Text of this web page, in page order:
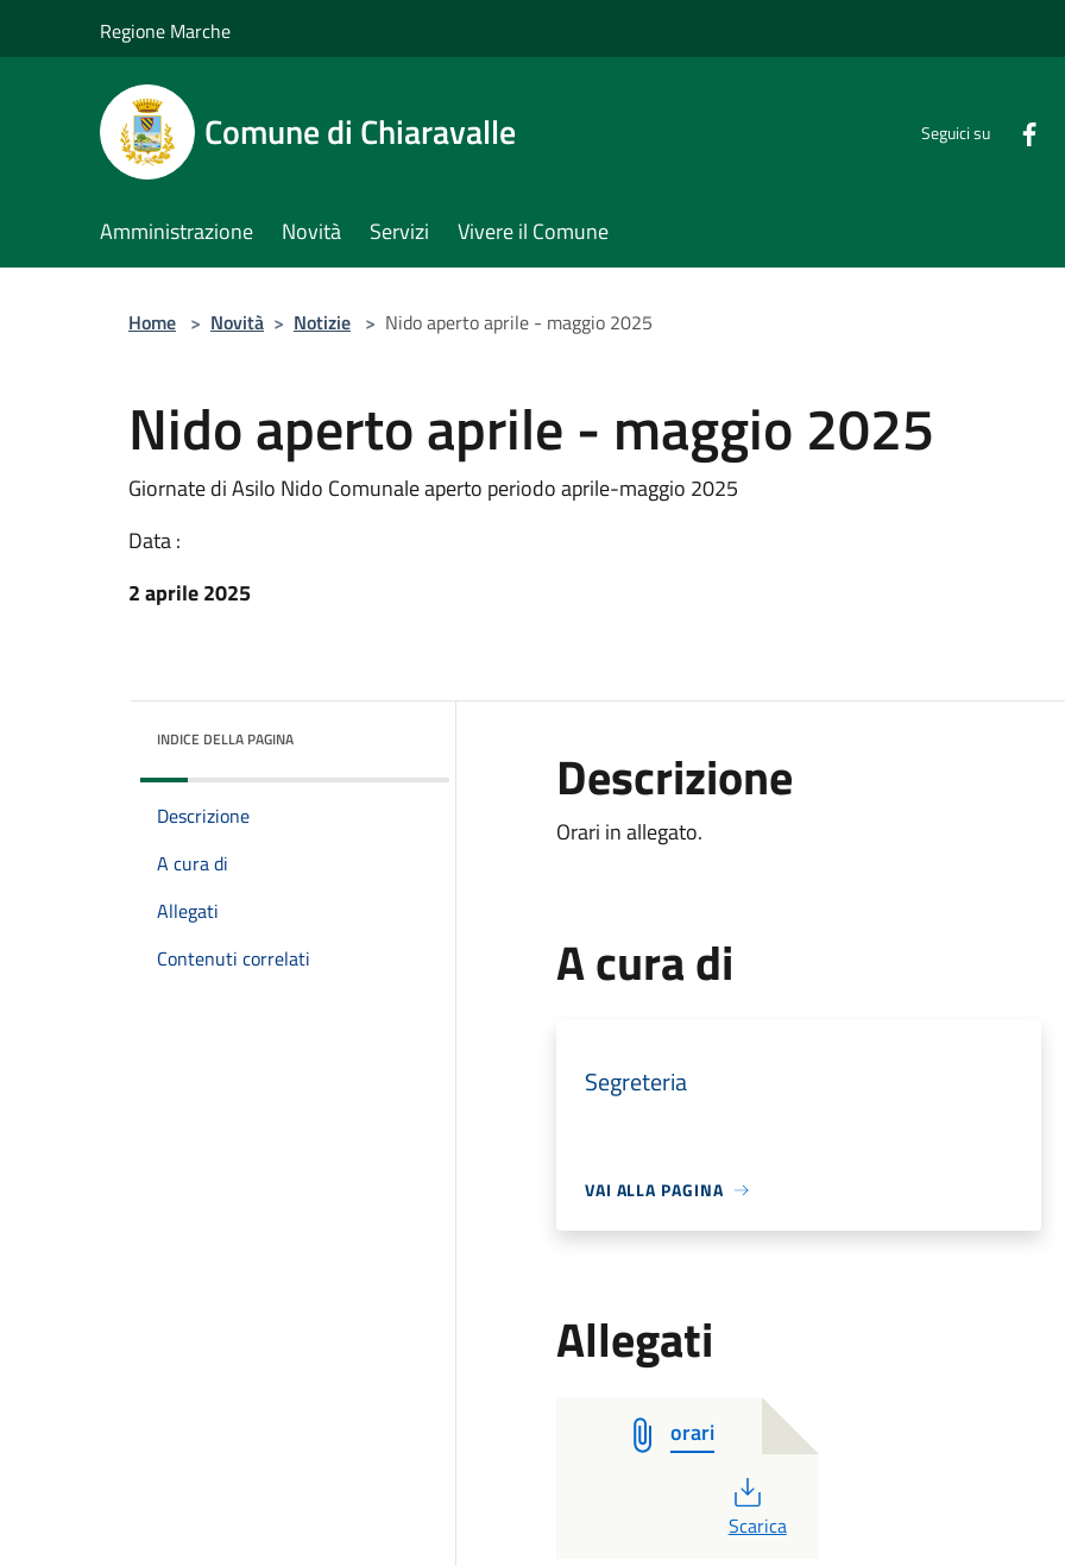
Regione Marche
Comune di Chiaravalle Seguici su
Amministrazione Novità Servizi Vivere il Comune
Home > Novità > Notizie > Nido aperto aprile - maggio 2025
Nido aperto aprile - maggio 2025
Giornate di Asilo Nido Comunale aperto periodo aprile-maggio 2025
Data :
2 aprile 2025
INDICE DELLA PAGINA
Descrizione
A cura di
Allegati
Contenuti correlati
Descrizione
Orari in allegato.
A cura di
Segreteria
VAI ALLA PAGINA
Allegati
orari
PDF
Scarica